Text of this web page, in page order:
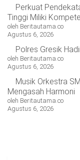
Perkuat
Tinggi Miliki
oleh Beritautama.co
Agustus 6, 2026
Polres Gresik
oleh Beritautama.co
Agustus 6, 2026
Musik Orkestra
Mengasah Harmoni
oleh Beritautama.co
Agustus 6, 2026